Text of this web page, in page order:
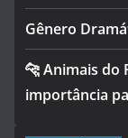
Gênero
🐆 Animais do
importância